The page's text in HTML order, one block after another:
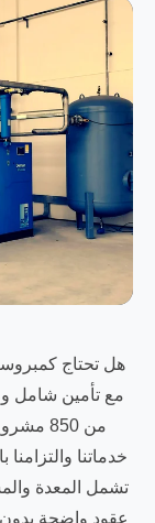
هل تحتاج
مع تأمين شامل
من
خدماتنا
تشمل المعدة
عقود واضحة